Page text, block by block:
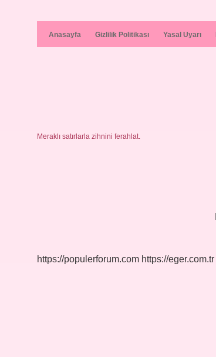
Anasayfa Gizlilik Politikası Yasal Uyarı
Meraklı satırlarla zihnini ferahlat.
https://populerforum.com https://eger.com.tr